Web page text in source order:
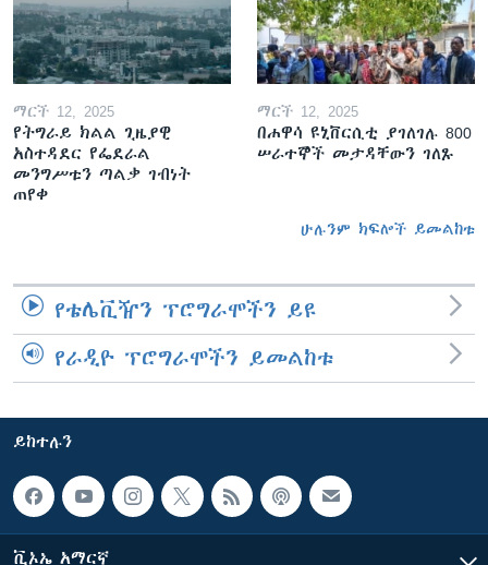
ማርች 12, 2025
የትግራይ ክልል ጊዜያዊ
አስተዳደር የፌደራል
መንግሥቱን ጣልቃ ገብነት
ጠየቀ
ማርች 12, 2025
በሐዋሳ ዩኒቨርሲቲ ያገለገሉ 800
ሠራተኞች መታዳቸውን ገለጹ
ሁሉንም ክፍሎች ይመልከቱ
የቴሌቪዥን ፕሮግራሞችን ይዩ
የራዲዮ ፕሮግራሞችን ይመልከቱ
ይከተሉን
ቪኦኤ አማርኛ